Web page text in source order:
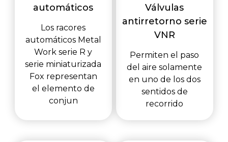
automáticos
Los racores
automáticos Metal
Work serie R y
serie miniaturizada
Fox representan
el elemento de
conjun
Válvulas
antirretorno serie
VNR
Permiten el paso
del aire solamente
en uno de los dos
sentidos de
recorrido